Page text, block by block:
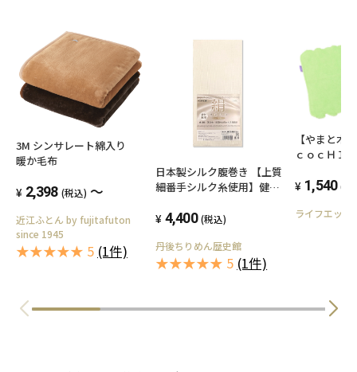
3M シンサレート綿入り
暖か毛布
2,398 (税込) ～
近江ふとん by fujitafuton
since 1945
★★★★★ 5 (1件)
日本製シルク腹巻き 【上質
細番手シルク糸使用】健康
い 二重折りできる男女兼用
40cm ロングフリーサイズ
silk98% Ｍ～Ｌフリーサイ
巻【送料無料】
4,400 (税込)
丹後ちりめん歴史館
★★★★★ 5 (1件)
【やまと木
ｃｏｃＨＩ
力は一般タ
ふわとして
1,540 (税
ライフエッセ